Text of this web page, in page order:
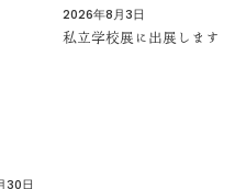
2026年8月3日
私立学校展に出展します
30日